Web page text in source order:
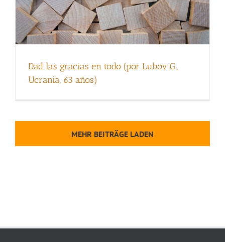
Dad las gracias en todo (por Lubov G.,
Ucrania, 63 años)
MEHR BEITRÄGE LADEN